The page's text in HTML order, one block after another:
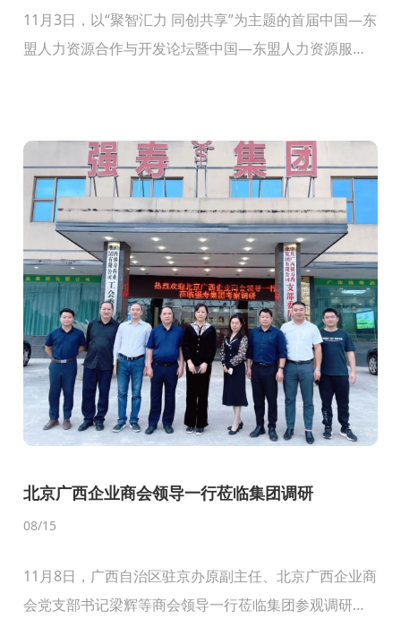
11月3日，以“聚智汇力 同创共享”为主题的首届中国—东
盟人力资源合作与开发论坛暨中国—东盟人力资源服务
北京广西企业商会领导一行莅临集团调研
08/15
11月8日，广西自治区驻京办原副主任、北京广西企业商
会党支部书记梁辉等商会领导一行莅临集团参观调研。